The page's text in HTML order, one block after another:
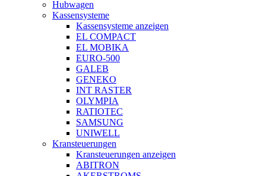
Hubwagen
Kassensysteme
Kassensysteme anzeigen
EL COMPACT
EL MOBIKA
EURO-500
GALEB
GENEKO
INT RASTER
OLYMPIA
RATIOTEC
SAMSUNG
UNIWELL
Kransteuerungen
Kransteuerungen anzeigen
ABITRON